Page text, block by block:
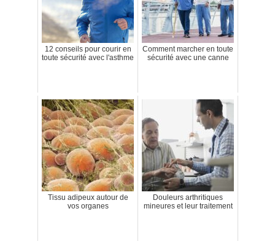
12 conseils pour courir en
toute sécurité avec l'asthme
Comment marcher en toute
sécurité avec une canne
Tissu adipeux autour de
vos organes
Douleurs arthritiques
mineures et leur traitement